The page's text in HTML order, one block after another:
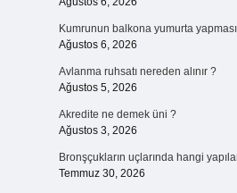
Kumrunun balkona yumurta
Ağustos 6, 2026
Avlanma ruhsatı nereden alınır ?
Ağustos 5, 2026
Akredite ne demek üni ?
Ağustos 3, 2026
Bronşçukların uçlarında hangi
Temmuz 30, 2026